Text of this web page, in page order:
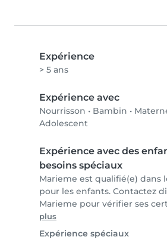
Expérience
> 5 ans
Expérience avec
Nourrisson • Bambin •
Adolescent
Expérience avec des
besoins spéciaux
Marieme est qualifié(e) dans
pour les enfants. Contactez
Marieme pour vérifier ses
plus
Expérience spéciaux